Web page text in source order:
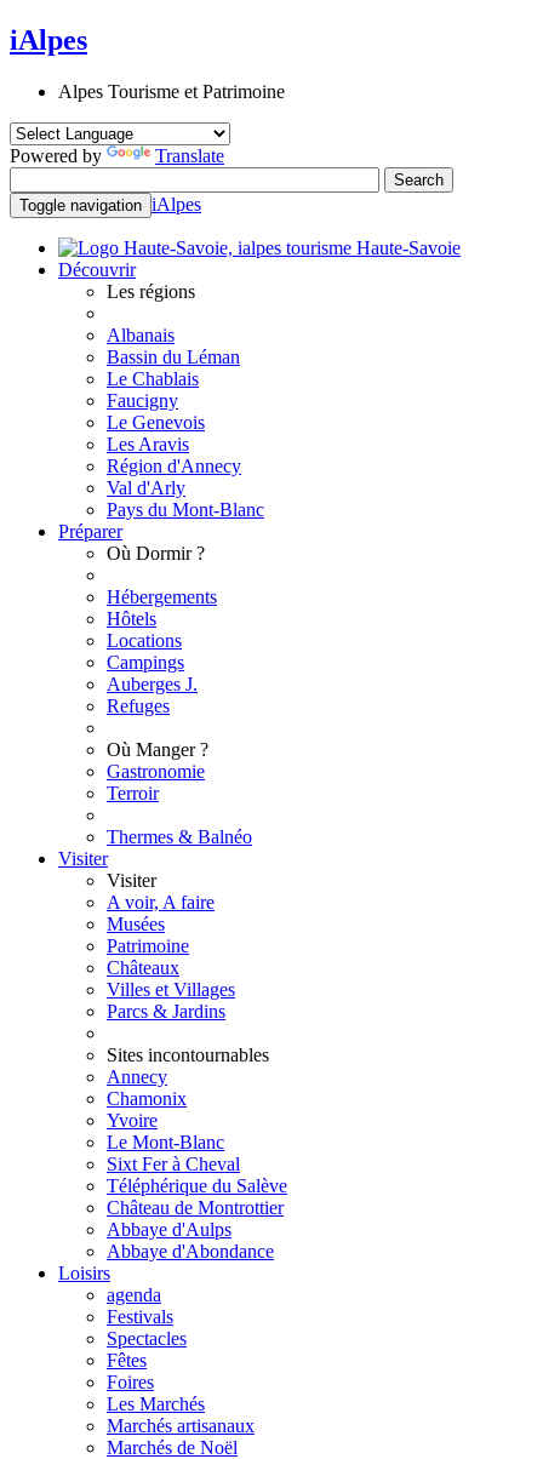
iAlpes
Alpes Tourisme et Patrimoine
Powered by Translate
Toggle navigation iAlpes
Haute-Savoie
Découvrir
Les régions
Albanais
Bassin du Léman
Le Chablais
Faucigny
Le Genevois
Les Aravis
Région d'Annecy
Val d'Arly
Pays du Mont-Blanc
Préparer
Où Dormir ?
Hébergements
Hôtels
Locations
Campings
Auberges J.
Refuges
Où Manger ?
Gastronomie
Terroir
Thermes & Balnéo
Visiter
Visiter
A voir, A faire
Musées
Patrimoine
Châteaux
Villes et Villages
Parcs & Jardins
Sites incontournables
Annecy
Chamonix
Yvoire
Le Mont-Blanc
Sixt Fer à Cheval
Téléphérique du Salève
Château de Montrottier
Abbaye d'Aulps
Abbaye d'Abondance
Loisirs
agenda
Festivals
Spectacles
Fêtes
Foires
Les Marchés
Marchés artisanaux
Marchés de Noël